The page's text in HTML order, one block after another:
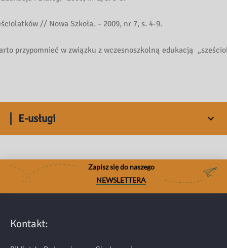
// Nowa Szkoła. – 2009, nr 7, s. 4-9.
przypomnieć w związku z wczesnoszkolną edukacją
E-usługi
Zapisz się do naszego
NEWSLETTERA
Kontakt: